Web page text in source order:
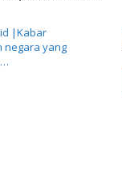
|Kabar
negara yang